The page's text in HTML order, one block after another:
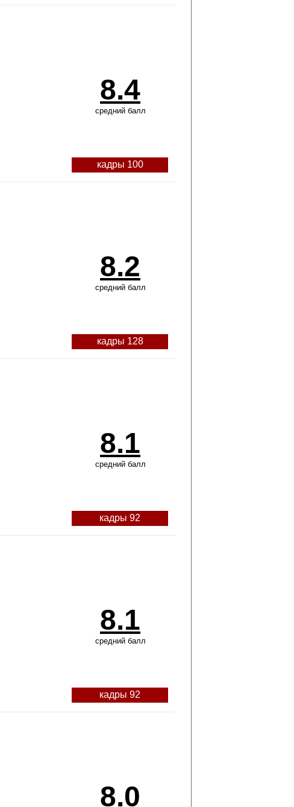
8.4
средний балл
кадры 100
8.2
средний балл
кадры 128
8.1
средний балл
кадры 92
8.1
средний балл
кадры 92
8.0